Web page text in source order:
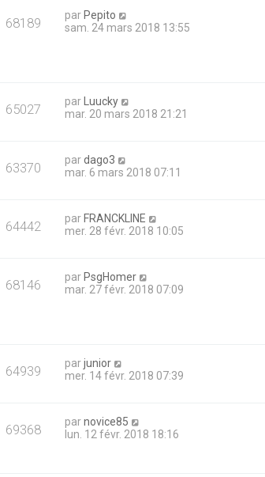
68189 par Pepito
sam. 24 mars 2018 13:55
65027 par
Luucky
mar. 20 mars 2018 21:21
63370 pardago3
mar. 6 mars 2018 07:11
64442 par FRANCKLINE
mer. 28 févr. 2018 10:05
68146 par PsgHomer
mar. 27 févr. 2018 07:09
64939 parjunior
mer. 14 févr. 2018 07:39
69368 parnovice85
lun. 12 févr. 2018 18:16